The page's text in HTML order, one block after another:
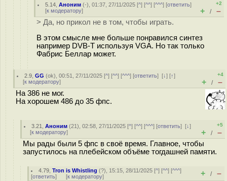
5.14 ,Аноним (-), 01:37, 27/11/2025 [^] [^^] [^^^] [ответить]
[к модератору]
+2
+ / –
> Да, но прикол не в том, чтобы играть.
В этом смысле мне больше понравился синтез
например DVB-T используя VGA. Но так только
Фабрис Беллар может.
2.9 ,GG (ok), 00:51, 27/11/2025 [^] [^^] [^^^] [ответить][↓] [↑]
[к модератору]
+4
+ / –
На 386 не мог.
На хорошем 486 до 35 фпс.
3.21 ,Аноним (21), 02:58, 27/11/2025 [^] [^^] [^^^] [ответить][↓]
[к модератору]
+5
+ / –
Мы рады были 5 фпс в своё время. Главное, чтобы
запустилось на плебейском объёме тогдашней памяти.
4.79 ,Tron is Whistling (?), 15:15, 28/11/2025 [^] [^^] [^^^]
[ответить] [к модератору] + / –